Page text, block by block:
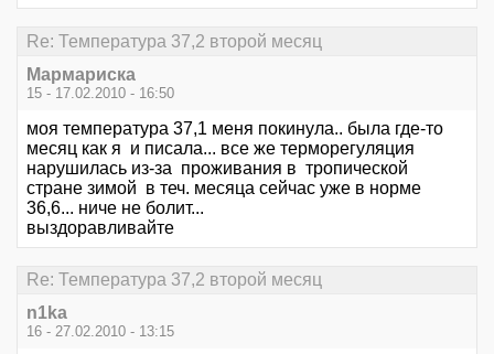
Re: Температура 37,2 второй месяц
Мармариска
15 - 17.02.2010 - 16:50
моя температура 37,1 меня покинула.. была где-то
месяц как я и писала... все же терморегуляция
нарушилась из-за проживания в тропической
стране зимой в теч. месяца сейчас уже в норме
36,6... ниче не болит...
выздоравливайте
Re: Температура 37,2 второй месяц
n1ka
16 - 27.02.2010 - 13:15